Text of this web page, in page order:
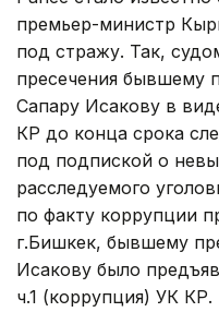
премьер-министр
под стражу. Так,
пресечения бывшему
Сапару Исакову в
КР до конца срока
под подпиской о
расследуемого
по факту коррупции
г.Бишкек, бывшему
Исакову было
ч.1 (коррупция) УК КР.